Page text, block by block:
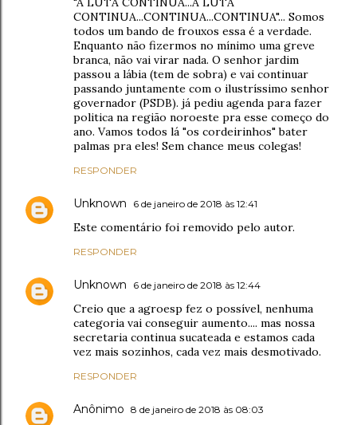
CONTINUA...CONTINUA...CONTINUA"... Somos
todos um bando de frouxos essa é a verdade.
Enquanto não fizermos no mínimo uma greve
branca, não vai virar nada. O senhor jardim
passou a lábia (tem de sobra) e vai continuar
passando juntamente com o ilustríssimo senhor
governador (PSDB). já pediu agenda para fazer
politica na região noroeste pra esse começo do
ano. Vamos todos lá "os cordeirinhos" bater
palmas pra eles! Sem chance meus colegas!
RESPONDER
Unknown 6 de janeiro de 2018 às 12:41
Este comentário foi removido pelo autor.
RESPONDER
Unknown 6 de janeiro de 2018 às 12:44
Creio que a agroesp fez o possível, nenhuma
categoria vai conseguir aumento.... mas nossa
secretaria continua sucateada e estamos cada
vez mais sozinhos, cada vez mais desmotivado.
RESPONDER
Anônimo 8 de janeiro de 2018 às 08:03